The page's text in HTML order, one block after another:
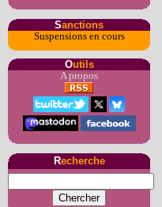
Sanctions
Suspensions en cours
Outils
A propos
Recherche